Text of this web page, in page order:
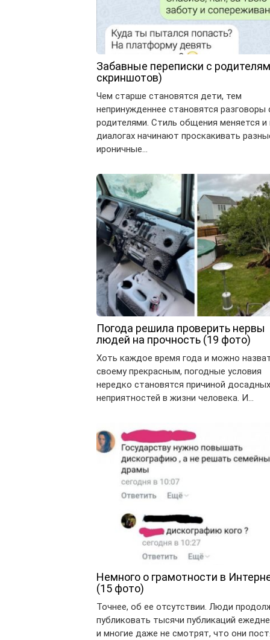
Забавные переписки с
скриншотов)
Чем старше становятся дети, тем
непринужденнее становятся разговоры
родителями. Стиль общения меняется и
диалогах начинают проскакивать
ироничные…
Погода решила проверить нервы
людей на прочность (19 фото)
Хоть каждое время года и можно
своему прекрасным, погодные условия
нередко становятся причиной досадных
неприятностей в жизни человека. И…
Немного о грамотности в
(15 фото)
Точнее, об ее отсутствии. Люди
публиковать тысячи публикаций
и многие даже не смотрят, что они